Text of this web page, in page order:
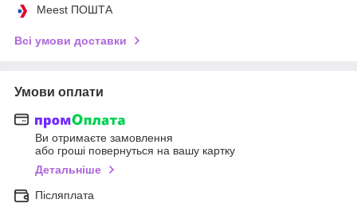
Meest ПОШТА
Всі умови доставки
Умови оплати
Ви отримаєте замовлення
або гроші повернуться на вашу картку
Детальніше
Післяплата